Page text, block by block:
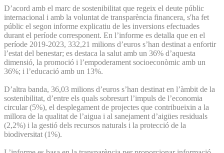
D’acord amb el marc de sostenibilitat que regeix el deute públic
internacional i amb la voluntat de transparència financera, s'ha fet
públic el segon informe explicatiu de les inversions efectuades
durant el període corresponent. En l’informe es detalla que en el
període 2019-2023, 332,21 milions d’euros s’han destinat a enfortir
l’estat del benestar; es destaca la salut amb un 36% d’aquesta
dimensió, la promoció i l’empoderament socioeconòmic amb un
36%; i l’educació amb un 13%.
D’altra banda, 36,03 milions d’euros s’han destinat en l’àmbit de la
sostenibilitat, d’entre els quals sobresurt l’impuls de l’economia
circular (5%), el desplegament de projectes que contribueixin a la
millora de la qualitat de l’aigua i al sanejament d’aigües residuals
(2,2%) i la gestió dels recursos naturals i la protecció de la
biodiversitat (1%).